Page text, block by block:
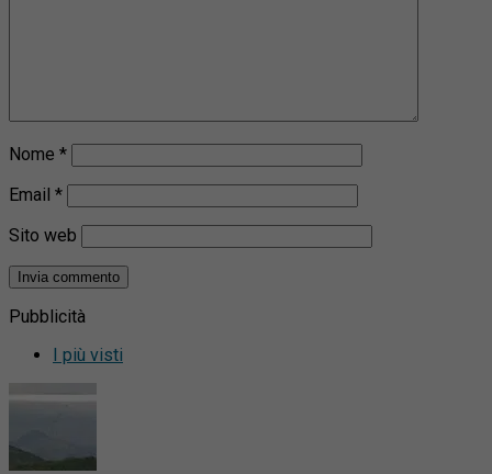
Nome *
Email *
Sito web
Pubblicità
I più visti